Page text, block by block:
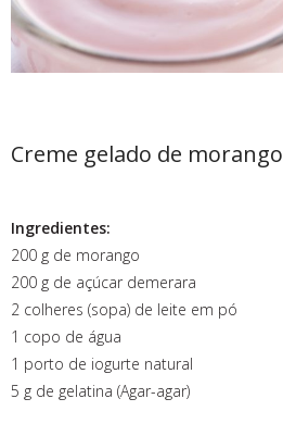
Creme gelado de morango
Ingredientes:
200 g de morango
200 g de açúcar demerara
2 colheres (sopa) de leite em pó
1 copo de água
1 porto de iogurte natural
5 g de gelatina (Agar-agar)